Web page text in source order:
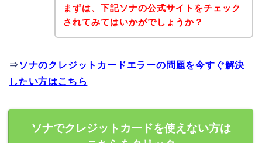
まずは、下記ソナの公式サイトをチェック
されてみてはいかがでしょうか？
⇒ ソナのクレジットカードエラーの問題を今すぐ解決
したい方はこちら
ソナでクレジットカードを使えない方は